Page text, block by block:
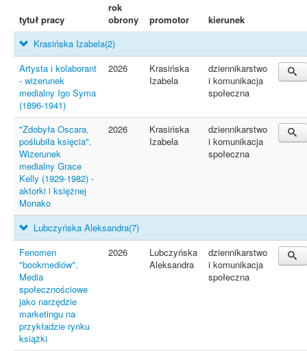
tytuł pracy
rok
obrony
promotor kierunek
Krasińska Izabela(2)
Artysta i kolaborant
- wizerunek
medialny Igo Syma
(1896-1941)
2026
Krasińska
Izabela
dziennikarstwo
i komunikacja
społeczna
"Zdobyła Oscara,
poślubiła księcia".
Wizerunek
medialny Grace
Kelly (1929-1982) -
aktorki i księżnej
Monako
2026
Krasińska
Izabela
dziennikarstwo
i komunikacja
społeczna
Lubczyńska Aleksandra(7)
Fenomen
"bookmediów".
Media
społecznościowe
jako narzędzie
marketingu na
przykładzie rynku
książki
2026
Lubczyńska
Aleksandra
dziennikarstwo
i komunikacja
społeczna